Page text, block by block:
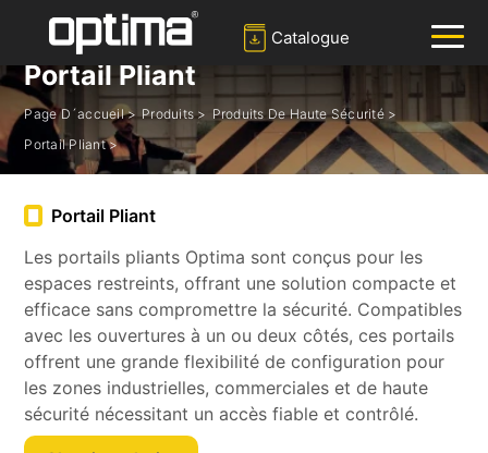
Recherche ✕
Système de reconnaissance des plaques d'immatriculation
Catalogue
Portail Pliant
Page D´accueil > Produits > Produits De Haute Sécurité >
Portail Pliant >
Portail Pliant
Les portails pliants Optima sont conçus pour les
espaces restreints, offrant une solution compacte et
efficace sans compromettre la sécurité. Compatibles
avec les ouvertures à un ou deux côtés, ces portails
offrent une grande flexibilité de configuration pour
les zones industrielles, commerciales et de haute
sécurité nécessitant un accès fiable et contrôlé.